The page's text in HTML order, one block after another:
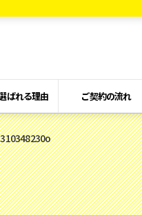
ばれる理由 ご契約の流れ